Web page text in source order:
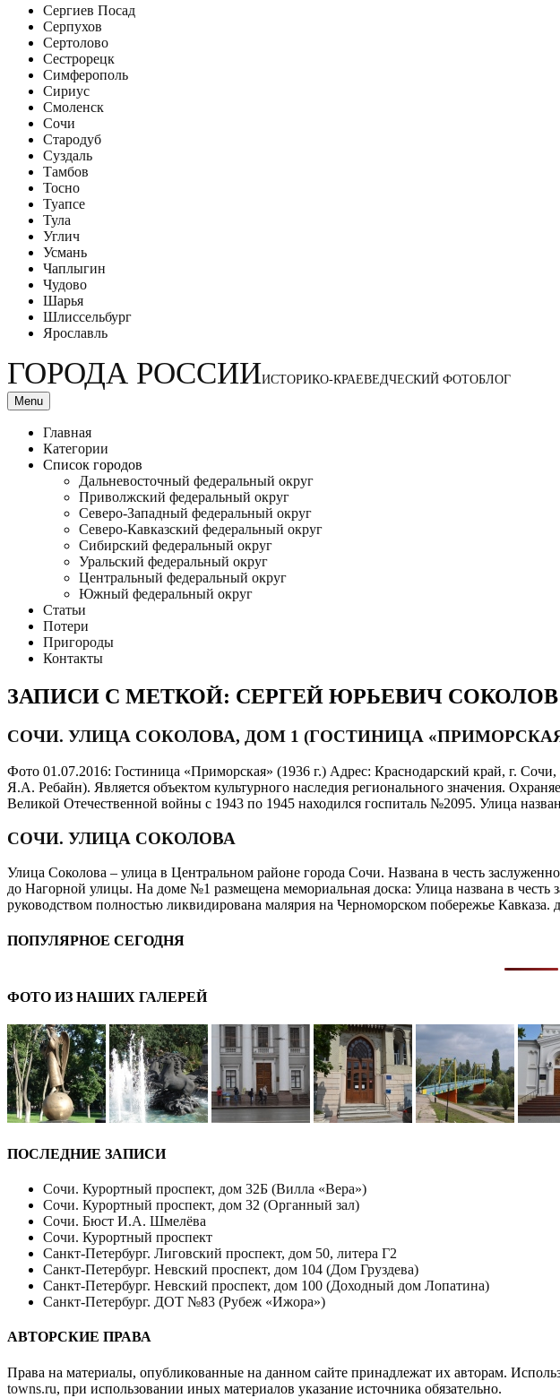
Сергиев Посад
Серпухов
Сертолово
Сестрорецк
Симферополь
Сириус
Смоленск
Сочи
Стародуб
Суздаль
Тамбов
Тосно
Туапсе
Тула
Углич
Усмань
Чаплыгин
Чудово
Шарья
Шлиссельбург
Ярославль
ГОРОДА РОССИИИСТОРИКО-КРАЕВЕДЧЕСКИЙ ФОТОБЛОГ
Menu
Главная
Категории
Список городов
Дальневосточный федеральный округ
Приволжский федеральный округ
Северо-Западный федеральный округ
Северо-Кавказский федеральный округ
Сибирский федеральный округ
Уральский федеральный округ
Центральный федеральный округ
Южный федеральный округ
Статьи
Потери
Пригороды
Контакты
ЗАПИСИ С МЕТКОЙ: СЕРГЕЙ ЮРЬЕВИЧ СОКОЛОВ
СОЧИ. УЛИЦА СОКОЛОВА, ДОМ 1 (ГОСТИНИЦА
Фото 01.07.2016: Гостиница «Приморская» (1936 г.) Адрес: Краснодарский край, г.
Я.А. Ребайн). Является объектом культурного наследия регионального значения.
Великой Отечественной войны с 1943 по 1945 находился госпиталь №2095. Улица
СОЧИ. УЛИЦА СОКОЛОВА
Улица Соколова – улица в Центральном районе города Сочи. Названа в честь
до Нагорной улицы. На доме №1 размещена мемориальная доска: Улица названа в
руководством полностью ликвидирована малярия на Черноморском побережье
ПОПУЛЯРНОЕ СЕГОДНЯ
ФОТО ИЗ НАШИХ ГАЛЕРЕЙ
ПОСЛЕДНИЕ ЗАПИСИ
Сочи. Курортный проспект, дом 32Б (Вилла «Вера»)
Сочи. Курортный проспект, дом 32 (Органный зал)
Сочи. Бюст И.А. Шмелёва
Сочи. Курортный проспект
Санкт-Петербург. Лиговский проспект, дом 50, литера Г2
Санкт-Петербург. Невский проспект, дом 104 (Дом Груздева)
Санкт-Петербург. Невский проспект, дом 100 (Доходный дом Лопатина)
Санкт-Петербург. ДОТ №83 (Рубеж «Ижора»)
АВТОРСКИЕ ПРАВА
Права на материалы, опубликованные на данном сайте принадлежат их авторам.
towns.ru, при использовании иных материалов указание источника обязательно.